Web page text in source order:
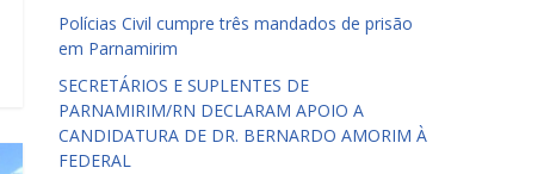
Polícias Civil cumpre três mandados de prisão
em Parnamirim
SECRETÁRIOS E SUPLENTES DE
PARNAMIRIM/RN DECLARAM APOIO A
CANDIDATURA DE DR. BERNARDO AMORIM À
FEDERAL